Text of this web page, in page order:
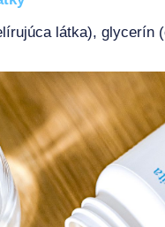
látka), glycerín